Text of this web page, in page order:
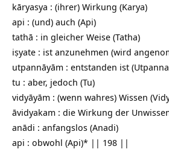
kāryasya : (ihrer) Wirkung (Karya)
api : (und) auch (Api)
tathā : in gleicher Weise (Tatha)
iṣyate : ist anzunehmen (wird
utpannāyām : entstanden ist
tu : aber, jedoch (Tu)
vidyāyām : (wenn wahres) Wissen
āvidyakam : die Wirkung der
anādi : anfangslos (Anadi)
api : obwohl (Api)* || 198 ||